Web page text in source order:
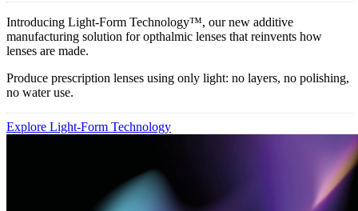
Introducing Light-Form Technology™, our new additive
manufacturing solution for opthalmic lenses that reinvents how
lenses are made.
Produce prescription lenses using only light: no layers, no polishing,
no water use.
Explore Light-Form Technology